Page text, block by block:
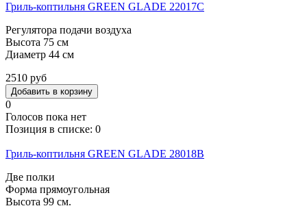
Гриль-коптильня GREEN GLADE 22017C
Регулятора подачи воздуха
Высота 75 см
Диаметр 44 см
2510 руб
0
Голосов пока нет
Позиция в списке: 0
Гриль-коптильня GREEN GLADE 28018B
Две полки
Форма прямоугольная
Высота 99 см.